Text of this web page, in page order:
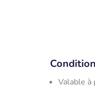
Valable